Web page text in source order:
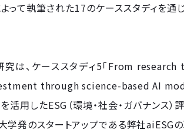
って執筆された17のケーススタディを
究は、ケーススタディ5「From
through science-based AI
活用したESG（環境・社会・ガバナン
学発のスタートアップである弊社